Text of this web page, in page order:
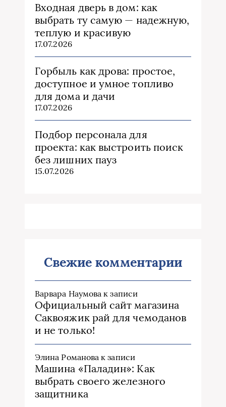
Входная дверь в дом: как
выбрать ту самую — надежную,
теплую и красивую
17.07.2026
Горбыль как дрова: простое,
доступное и умное топливо
для дома и дачи
17.07.2026
Подбор персонала для
проекта: как выстроить поиск
без лишних пауз
15.07.2026
Свежие комментарии
Варвара Наумова к записи
Официальный сайт магазина
Саквояжик рай для чемоданов
и не только!
Элина Романова к записи
Машина «Паладин»: Как
выбрать своего железного
защитника